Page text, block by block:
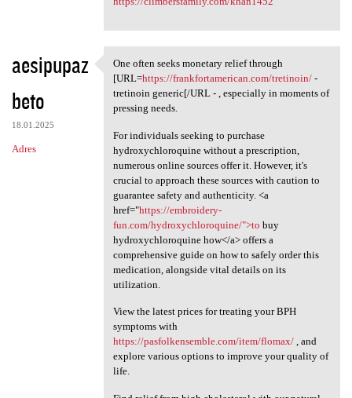
aesipupaz
beto
18.01.2025
Adres
One often seeks monetary
One often seeks monetary relief through
[URL=https://frankfortamerican.com/tretinoin/-
tretinoin generic[/URL - , especially in moments of
pressing needs.
For individuals seeking to purchase
hydroxychloroquine without a prescription,
numerous online sources offer it. However, it's
crucial to approach these sources with caution to
guarantee safety and authenticity. <a
href="https://embroidery-
fun.com/hydroxychloroquine/">to buy
hydroxychloroquine how</a> offers a
comprehensive guide on how to safely order this
medication, alongside vital details on its
utilization.
View the latest prices for treating your BPH
symptoms with
https://pasfolkensemble.com/item/flomax/, and
explore various options to improve your quality of
life.